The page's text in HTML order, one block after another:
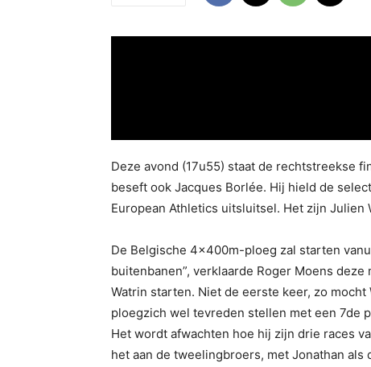
Deze avond (17u55) staat de rechtstreekse
beseft ook Jacques Borlée. Hij hield de
European Athletics uitsluitsel. Het zijn
De Belgische 4x400m-ploeg zal starten
buitenbanen”, verklaarde Roger Moens
Watrin starten. Niet de eerste keer, zo
ploegzich wel tevreden stellen met een 7de
Het wordt afwachten hoe hij zijn drie races
het aan de tweelingbroers, met Jonathan